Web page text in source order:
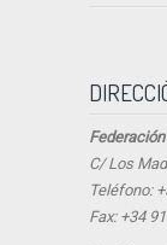
C/ Los
Teléfono:
Fax: +34